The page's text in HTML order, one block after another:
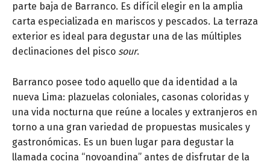
parte baja de Barranco. Es difícil elegir en la amplia
carta especializada en mariscos y pescados. La terraza
exterior es ideal para degustar una de las múltiples
declinaciones del pisco sour.
Barranco posee todo aquello que da identidad a la
nueva Lima: plazuelas coloniales, casonas coloridas y
una vida nocturna que reúne a locales y extranjeros en
torno a una gran variedad de propuestas musicales y
gastronómicas. Es un buen lugar para degustar la
llamada cocina “novoandina” antes de disfrutar de la